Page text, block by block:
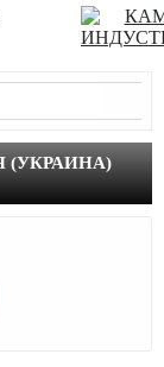
(УКРАИНА)